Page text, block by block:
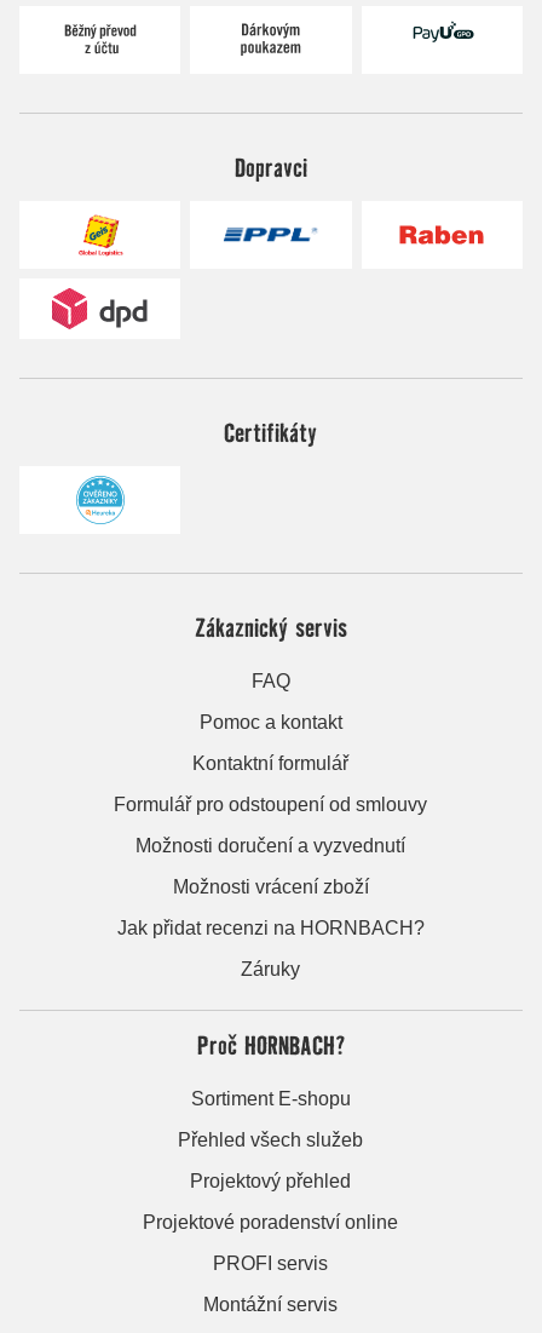
Dopravci
Certifikáty
Zákaznický servis
FAQ
Pomoc a kontakt
Kontaktní formulář
Formulář pro odstoupení od smlouvy
Možnosti doručení a vyzvednutí
Možnosti vrácení zboží
Jak přidat recenzi na HORNBACH?
Záruky
Proč HORNBACH?
Sortiment E-shopu
Přehled všech služeb
Projektový přehled
Projektové poradenství online
PROFI servis
Montážní servis